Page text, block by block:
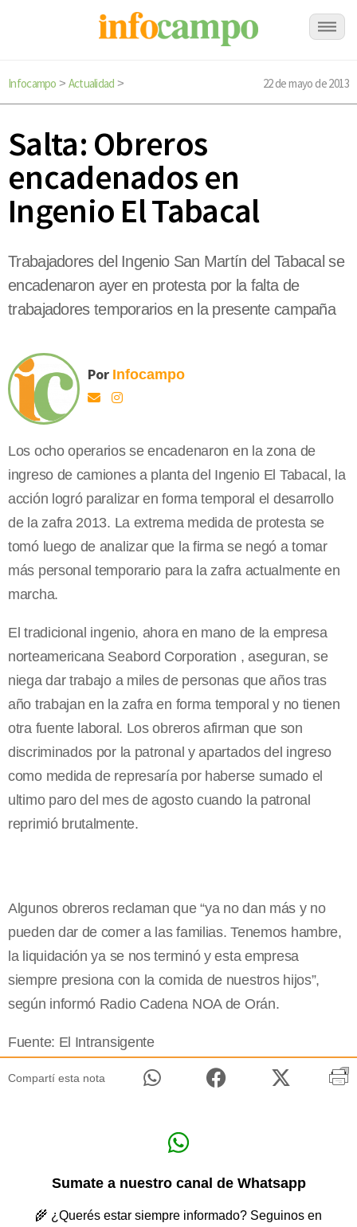
Infocampo > Actualidad > 22 de mayo de 2013
Salta: Obreros
encadenados en
Ingenio El Tabacal
Trabajadores del Ingenio San Martín del Tabacal se
encadenaron ayer en protesta por la falta de
trabajadores temporarios en la presente campaña
Por Infocampo
Los ocho operarios se encadenaron en la zona de
ingreso de camiones a planta del Ingenio El Tabacal, la
acción logró paralizar en forma temporal el desarrollo
de la zafra 2013. La extrema medida de protesta se
tomó luego de analizar que la firma se negó a tomar
más personal temporario para la zafra actualmente en
marcha.
El tradicional ingenio, ahora en mano de la empresa
norteamericana Seabord Corporation , aseguran, se
niega dar trabajo a miles de personas que años tras
año trabajan en la zafra en forma temporal y no tienen
otra fuente laboral. Los obreros afirman que son
discriminados por la patronal y apartados del ingreso
como medida de represaría por haberse sumado el
ultimo paro del mes de agosto cuando la patronal
reprimió brutalmente.
Algunos obreros reclaman que “ya no dan más y no
pueden dar de comer a las familias. Tenemos hambre,
la liquidación ya se nos terminó y esta empresa
siempre presiona con la comida de nuestros hijos”,
según informó Radio Cadena NOA de Orán.
Fuente: El Intransigente
Compartí esta nota
Sumate a nuestro canal de Whatsapp
🌾 ¿Querés estar siempre informado? Seguinos en